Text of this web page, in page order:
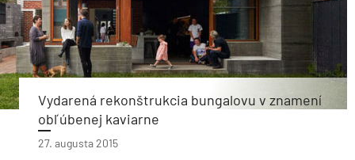
Vydarená rekonštrukcia bungalovu v znamení
obľúbenej kaviarne
27. augusta 2015